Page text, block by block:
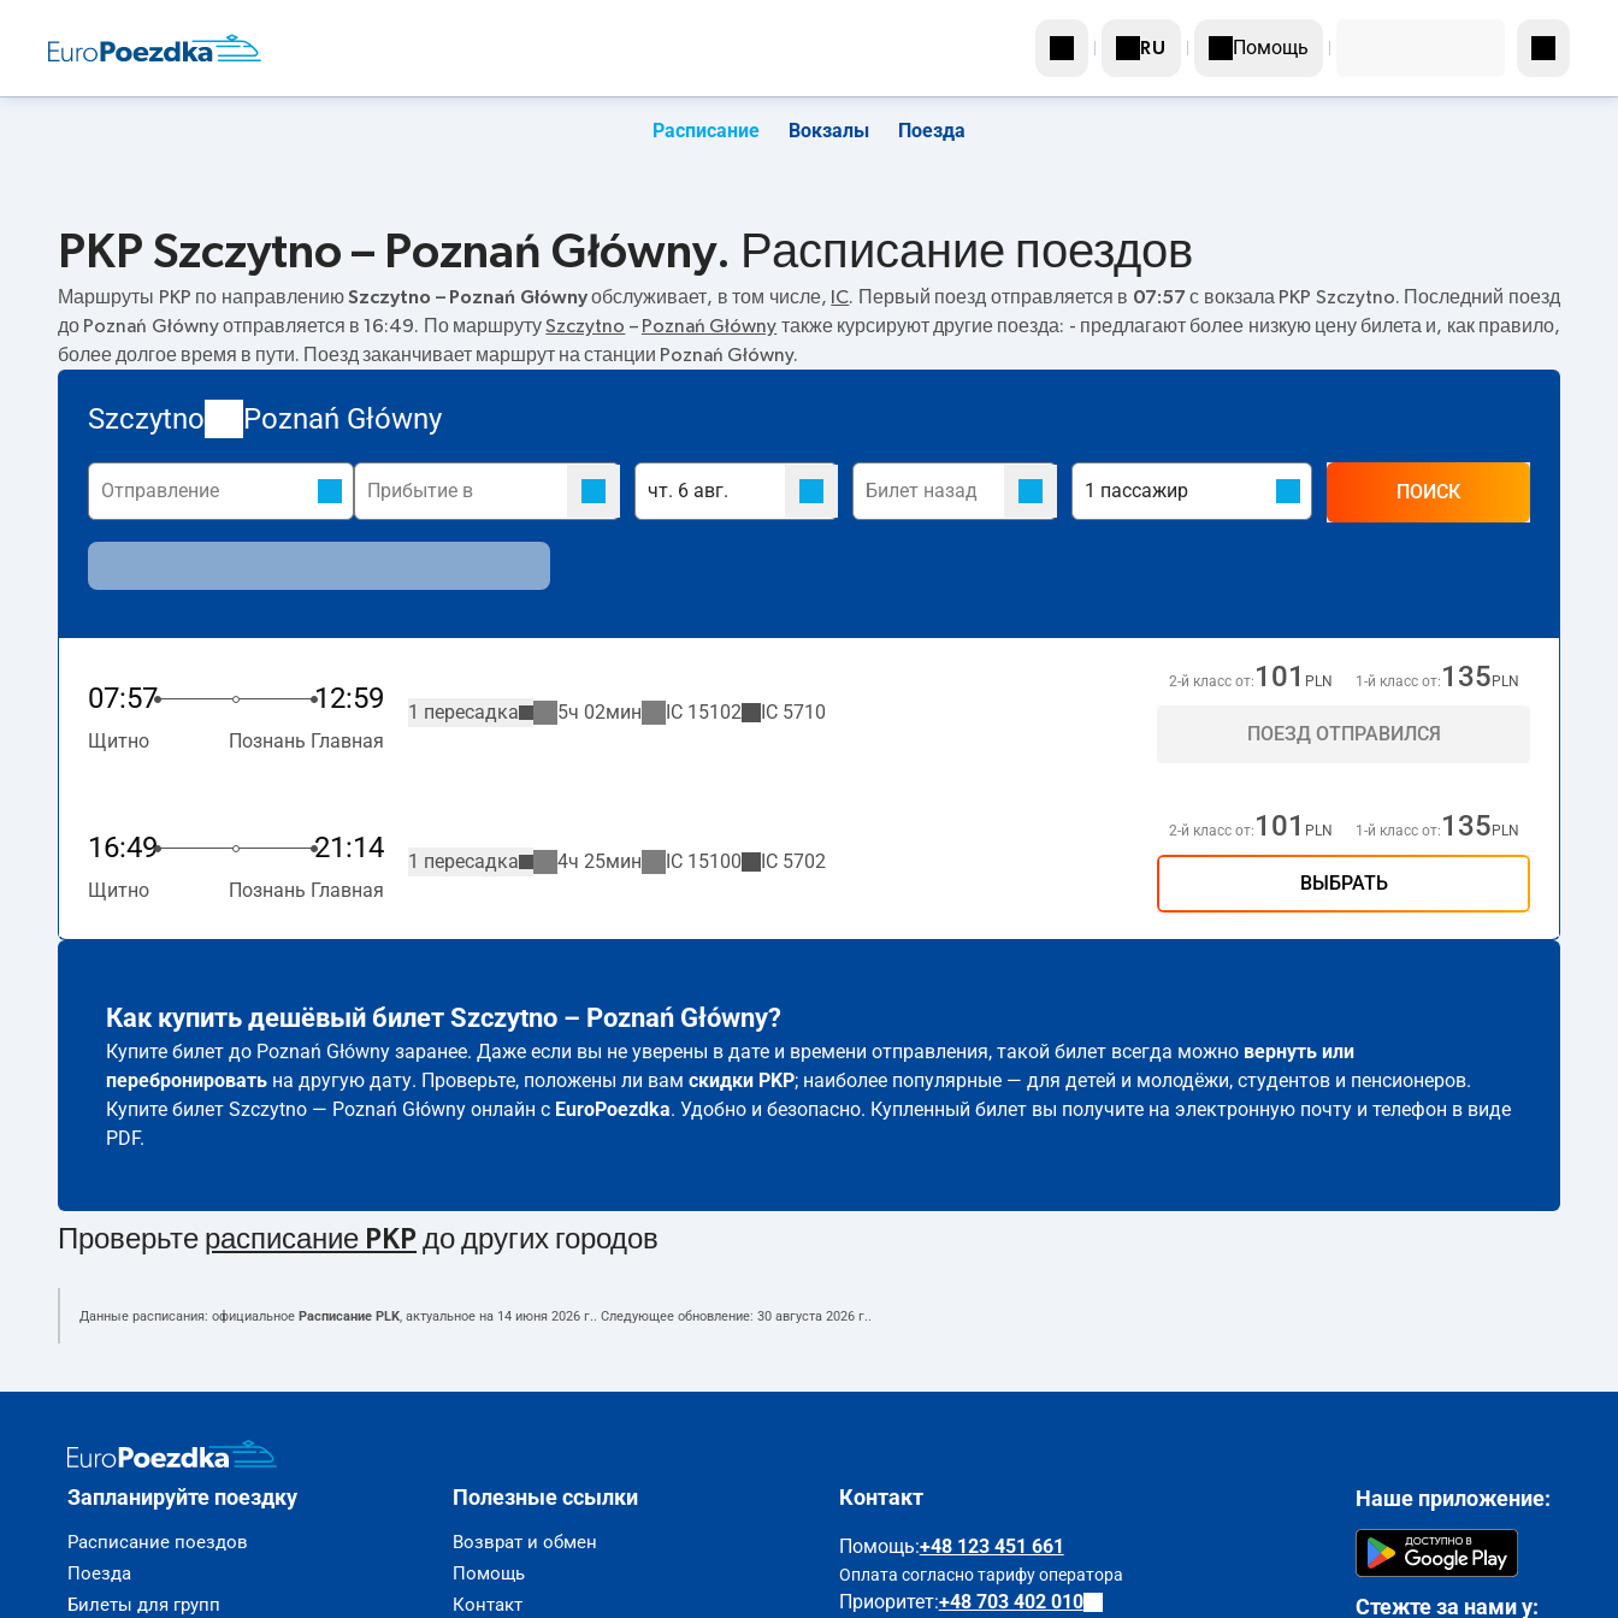
RU Помощь
Расписание Вокзалы Поезда
PKP Szczytno – Poznań Główny. Расписание поездов
Маршруты PKP по направлениюSzczytno – Poznań Głównyобслуживает, в том числе, IC. Первый поезд отправляется в 07:57 с вокзала PKP Szczytno. Последний поезд
до Poznań Główny отправляется в 16:49. По маршрутуSzczytno – Poznań Główny также курсируют другие поезда: - предлагают более низкую цену билета и, как правило,
более долгое время в пути. Поезд заканчивает маршрут на станции Poznań Główny.
Szczytno Poznań Główny
ПОИСК
07:57 12:59
Щитно Познань Главная
1 пересадка 5ч 02мин IC 15102 IC 5710
2-й класс от: 101 PLN 1-й класс от: 135 PLN
ПОЕЗД ОТПРАВИЛСЯ
16:49 21:14
Щитно Познань Главная
1 пересадка 4ч 25мин IC 15100 IC 5702
2-й класс от: 101 PLN 1-й класс от: 135 PLN
ВЫБРАТЬ
Как купить дешёвый билет Szczytno – Poznań Główny?
Купите билет до Poznań Główny заранее. Даже если вы не уверены в дате и времени отправления, такой билет всегда можно вернуть или
перебронировать на другую дату. Проверьте, положены ли вам скидки PKP; наиболее популярные — для детей и молодёжи, студентов и пенсионеров.
Купите билет Szczytno — Poznań Główny онлайн с EuroPoezdka. Удобно и безопасно. Купленный билет вы получите на электронную почту и телефон в виде
PDF.
Проверьте расписание PKP до других городов
Данные расписания: официальное Расписание PLK, актуальное на 14 июня 2026 г.. Следующее обновление: 30 августа 2026 г..
Запланируйте поездку
Расписание поездов
Поезда
Билеты для групп
Полезные ссылки
Возврат и обмен
Помощь
Контакт
Контакт
Помощь:+48 123 451 661
Оплата согласно тарифу оператора
Приоритет:+48 703 402 010
Наше приложение:
Стежте за нами у: